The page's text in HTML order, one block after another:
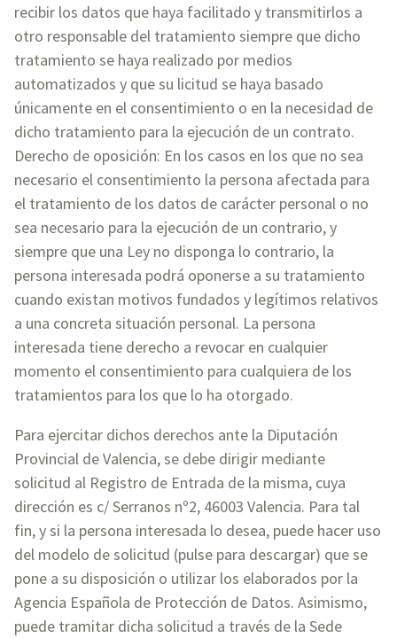
recibir los datos que haya facilitado y transmitirlos a
otro responsable del tratamiento siempre que dicho
tratamiento se haya realizado por medios
automatizados y que su licitud se haya basado
únicamente en el consentimiento o en la necesidad de
dicho tratamiento para la ejecución de un contrato.
Derecho de oposición: En los casos en los que no sea
necesario el consentimiento la persona afectada para
el tratamiento de los datos de carácter personal o no
sea necesario para la ejecución de un contrario, y
siempre que una Ley no disponga lo contrario, la
persona interesada podrá oponerse a su tratamiento
cuando existan motivos fundados y legítimos relativos
a una concreta situación personal. La persona
interesada tiene derecho a revocar en cualquier
momento el consentimiento para cualquiera de los
tratamientos para los que lo ha otorgado.
Para ejercitar dichos derechos ante la Diputación
Provincial de Valencia, se debe dirigir mediante
solicitud al Registro de Entrada de la misma, cuya
dirección es c/ Serranos nº2, 46003 Valencia. Para tal
fin, y si la persona interesada lo desea, puede hacer uso
del modelo de solicitud (pulse para descargar) que se
pone a su disposición o utilizar los elaborados por la
Agencia Española de Protección de Datos. Asimismo,
puede tramitar dicha solicitud a través de la Sede